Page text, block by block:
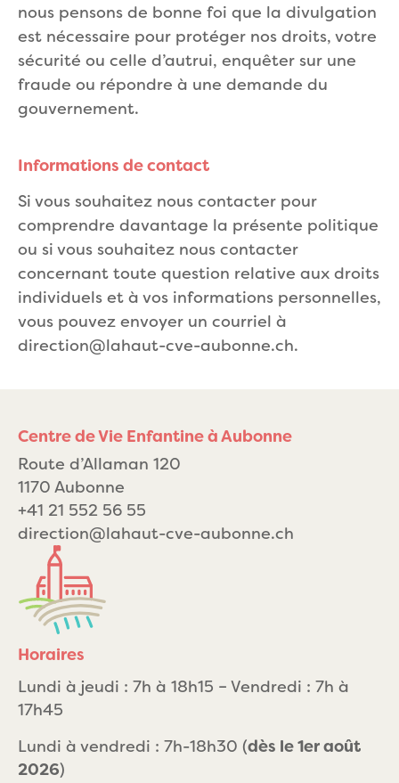
nous pensons de bonne foi que la divulgation
est nécessaire pour protéger nos droits, votre
sécurité ou celle d’autrui, enquêter sur une
fraude ou répondre à une demande du
gouvernement.
Informations de contact
Si vous souhaitez nous contacter pour
comprendre davantage la présente politique
ou si vous souhaitez nous contacter
concernant toute question relative aux droits
individuels et à vos informations personnelles,
vous pouvez envoyer un courriel à
direction@lahaut-cve-aubonne.ch.
Centre de Vie Enfantine à Aubonne
Route d’Allaman 120
1170 Aubonne
+41 21 552 56 55
direction@lahaut-cve-aubonne.ch
Horaires
Lundi à jeudi : 7h à 18h15 – Vendredi : 7h à
17h45
Lundi à vendredi : 7h-18h30 (dès le 1er août
2026)